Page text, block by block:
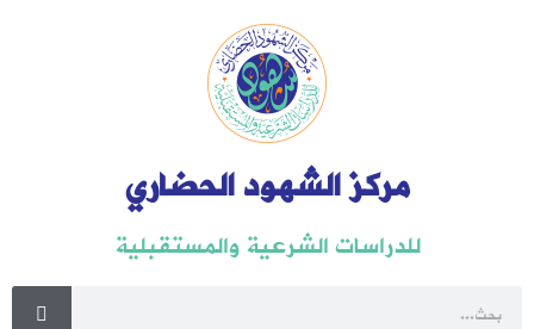
مركز الشهود الحضاري
للدراسات الشرعية والمستقبلية